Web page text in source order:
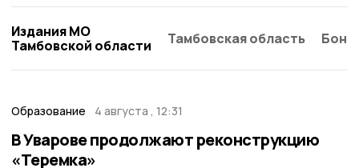
Издания МО
Тамбовской области
Тамбовская область
Образование 4 августа , 12:31
В Уварове продолжают реконструкцию
«Теремка»